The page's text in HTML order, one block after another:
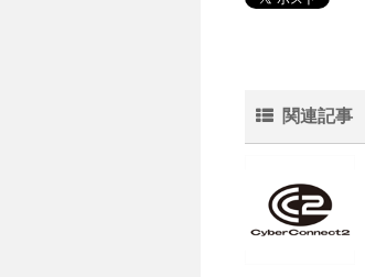
関連記事